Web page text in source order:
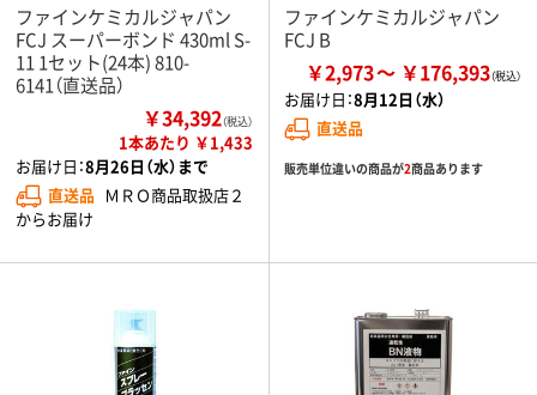
ファインケミカルジャパン
FCJ スーパーボンド 430ml S-
11 1セット(24本) 810-
6141（直送品）
￥34,392（税込）
1本あたり ￥1,433
お届け日：8月26日（水）まで
直送品 ＭＲＯ商品取扱店２
からお届け
ファインケミカルジャパン
FCJ B
￥2,973 ￥176,393
お届け日：8月12日（水）
直送品
販売単位違いの商品が2商品あります